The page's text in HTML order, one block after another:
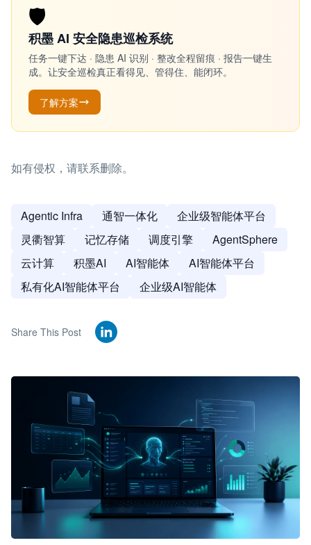
🛡️
积墨 AI 安全隐患巡检系统
任务一键下达 · 隐患 AI 识别 · 整改全程留痕 · 报告一键生
成。让安全巡检真正看得见、管得住、能闭环。
了解方案
如有侵权，请联系删除。
Agentic Infra 通智一体化
企业级智能体平台
灵衢智算
记忆存储 调度引擎
AgentSphere
云计算
积墨AI AI智能体
AI智能体平台
私有化AI智能体平台
企业级AI智能体
Share This Post